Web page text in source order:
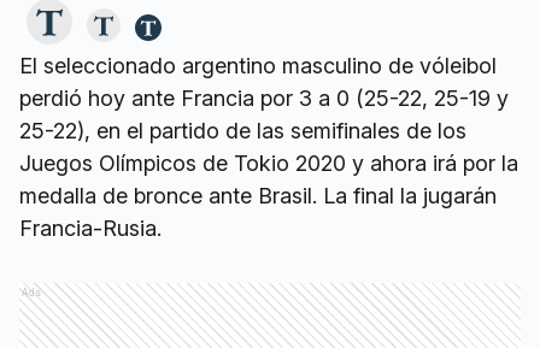
El seleccionado argentino masculino de vóleibol
perdió hoy ante Francia por 3 a 0 (25-22, 25-19 y
25-22), en el partido de las semifinales de los
Juegos Olímpicos de Tokio 2020 y ahora irá por la
medalla de bronce ante Brasil. La final la jugarán
Francia-Rusia.
Ads